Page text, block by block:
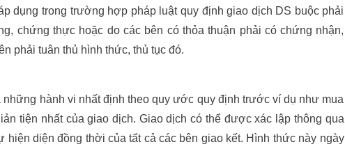
dụng trong trường hợp pháp luật quy định giao dịch DS buộc phải
chứng thực hoặc do các bên có thỏa thuận phải có chứng nhận,
phải tuân thủ hình thức, thủ tục đó.
hành vi nhất định theo quy ước quy định trước ví dụ như mua
tiện nhất của giao dịch. Giao dịch có thể được xác lập thông qua
hiện diện đồng thời của tất cả các bên giao kết. Hình thức này ngày